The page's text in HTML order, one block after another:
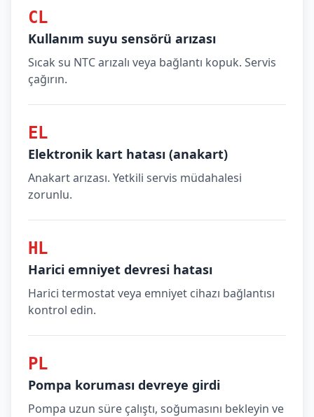
CL
Kullanım suyu sensörü arızası
Sıcak su NTC arızalı veya bağlantı kopuk. Servis
çağırın.
EL
Elektronik kart hatası (anakart)
Anakart arızası. Yetkili servis müdahalesi
zorunlu.
HL
Harici emniyet devresi hatası
Harici termostat veya emniyet cihazı bağlantısı
kontrol edin.
PL
Pompa koruması devreye girdi
Pompa uzun süre çalıştı, soğumasını bekleyin ve